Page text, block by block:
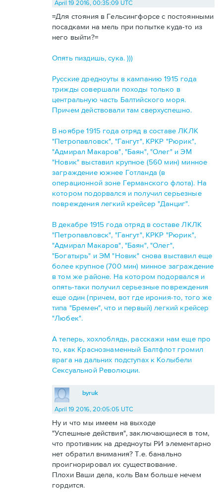
April 19 2016, 00:35:09 UTC
=Для стояния в Гельсингфорсе с постоянными
посадками на мель при попытке куда-то из
него выйти?=
Опять пиздишь, сука. )))
Русские дредноуты в кампанию 1915 года
трижды совершали походы только в
центральную часть Балтийского моря.
Причем действовали там сверхуспешно.
В ноябре 1915 года отряд в составе ЛКЛК
"Петропавловск", "Гангут", КРКР "Рюрик",
"Адмирал Макаров", "Баян", "Олег" и ЭМ
"Новик" выставил крупное (560 мин) минное
заграждение южнее Готланда (в
операционной зоне Германского флота). На
котором подорвался и получил серьезные
повреждения легкий крейсер "Данциг".
В декабре 1915 года отряд в составе ЛКЛК
"Петропавловск", "Гангут", КРКР "Рюрик",
"Адмирал Макаров", "Баян", "Олег",
"Богатырь" и ЭМ "Новик" снова выставил еще
более крупное (700 мин) минное заграждение
в том же районе. На котором подорвался и
опять-таки получил серьезные повреждения
еще один (причем, вот где ирония-то, того же
типа "Бремен", что и первый) легкий крейсер
"Любек".
А теперь, хохлоблядь, расскажи нам еще про
то, как Краснознаменный Балтфлот громил
врага на дальних подступах к Колыбели
Сексуальной Революции.
byruk
April 19 2016, 20:05:05 UTC
Ну и что мы имеем на выходе
"Успешные действия", заключающиеся в том,
что противник на дредноуты РИ элементарно
нет обратил внимания? Т.е. банально
проигнорировал их существование.
Плохи Ваши дела, коль Вам больше нечем
гордится.